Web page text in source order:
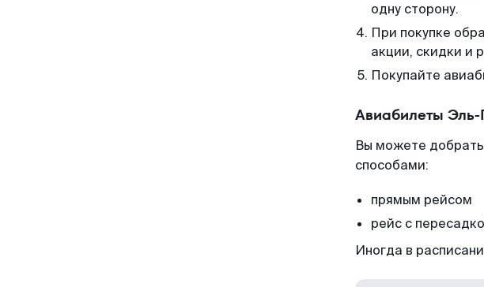
одну сторону.
При покупке
акции, скидки и
Покупайте
Авиабилеты
Вы можете
способами:
прямым рейсом
рейс с
Иногда в